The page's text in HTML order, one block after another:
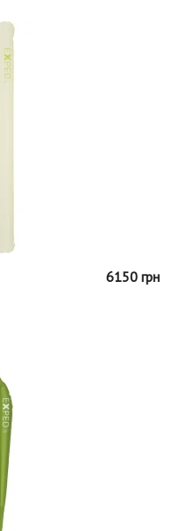
6150 грн